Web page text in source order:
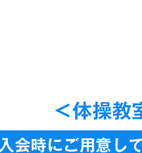
＜体操教
入会時にご用意し